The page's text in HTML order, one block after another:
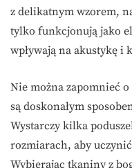
z delikatnym wzorem,
tylko funkcjonują jako
wpływają na akustykę
Nie można zapomnieć o
są doskonałym
Wystarczy kilka
rozmiarach, aby
Wybierając tkaniny z